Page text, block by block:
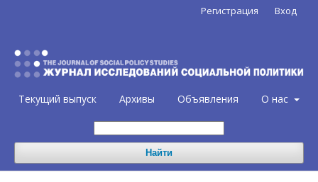
Текущий выпуск Архивы Объявления О нас
Найти
Регистрация Вход